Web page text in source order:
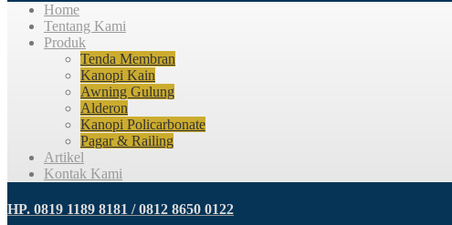
Home
Tentang Kami
Produk
Tenda Membran
Kanopi Kain
Awning Gulung
Alderon
Kanopi Policarbonate
Pagar & Railing
Artikel
Kontak Kami
HP. 0819 1189 8181 / 0812 8650 0122